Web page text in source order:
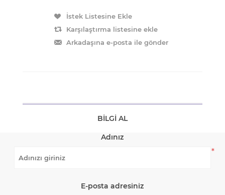
BILGI AL
Adınız
*
E-posta adresiniz